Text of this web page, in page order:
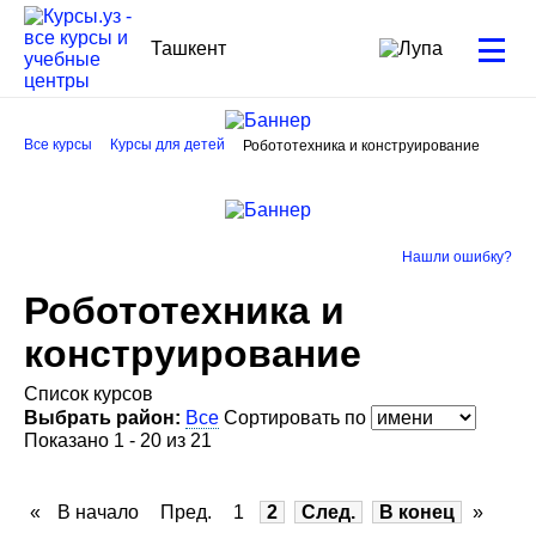
Ташкент
Все курсы Курсы для детей Робототехника и конструирование
Нашли ошибку?
Робототехника и
конструирование
Список курсов
Выбрать район: Все Сортировать по
Показано 1 - 20 из 21
« В начало Пред. 1 2 След. В конец »